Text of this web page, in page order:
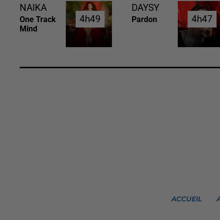
NAIKA
One Track
Mind
4h49
4h49
DAYSY
Pardon 4h47
4h47
ACCUEIL